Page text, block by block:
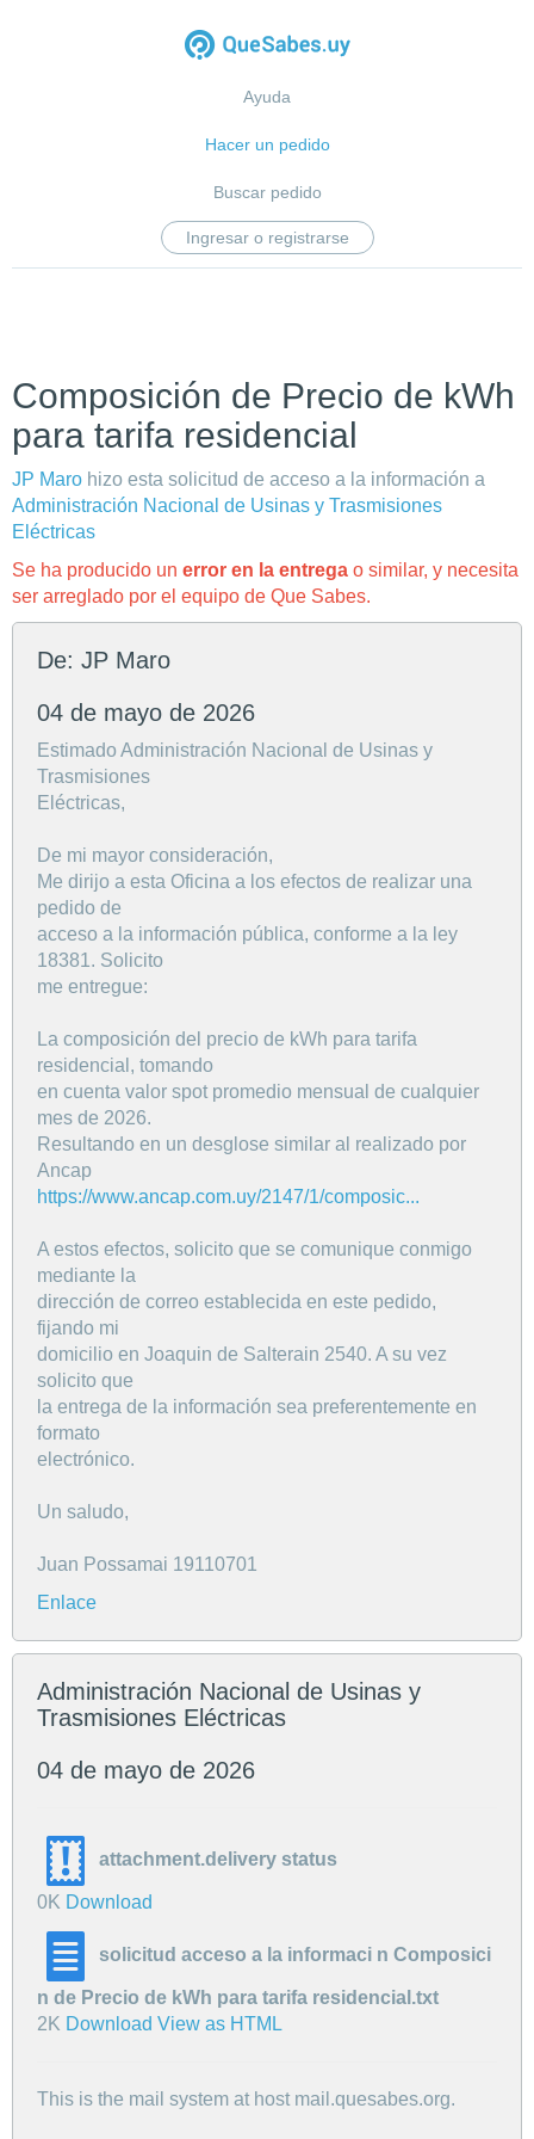
Ayuda
Hacer un pedido
Buscar pedido
Ingresar o registrarse
Composición de Precio de kWh
para tarifa residencial
JP Maro hizo esta solicitud de acceso a la información a
Administración Nacional de Usinas y Trasmisiones
Eléctricas
Se ha producido un error en la entrega o similar, y necesita
ser arreglado por el equipo de Que Sabes.
De: JP Maro
04 de mayo de 2026
Estimado Administración Nacional de Usinas y
Trasmisiones
Eléctricas,
De mi mayor consideración,
Me dirijo a esta Oficina a los efectos de realizar una
pedido de
acceso a la información pública, conforme a la ley
18381. Solicito
me entregue:
La composición del precio de kWh para tarifa
residencial, tomando
en cuenta valor spot promedio mensual de cualquier
mes de 2026.
Resultando en un desglose similar al realizado por
Ancap
https://www.ancap.com.uy/2147/1/composic...
A estos efectos, solicito que se comunique conmigo
mediante la
dirección de correo establecida en este pedido,
fijando mi
domicilio en Joaquin de Salterain 2540. A su vez
solicito que
la entrega de la información sea preferentemente en
formato
electrónico.
Un saludo,
Juan Possamai 19110701
Enlace
Administración Nacional de Usinas y
Trasmisiones Eléctricas
04 de mayo de 2026
attachment.delivery status
0K Download
solicitud acceso a la informaci n Composici
n de Precio de kWh para tarifa residencial.txt
2K Download View as HTML
This is the mail system at host mail.quesabes.org.